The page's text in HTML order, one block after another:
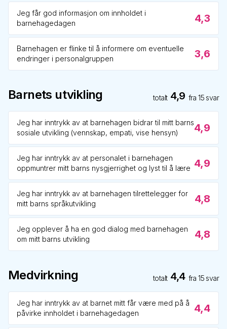
Jeg får god informasjon om innholdet i
barnehagedagen
4,3
Barnehagen er flinke til å informere om eventuelle
endringer i personalgruppen
3,6
Barnets utvikling totalt 4,9 fra15 svar
Jeg har inntrykk av at barnehagen bidrar til mitt barns
sosiale utvikling (vennskap, empati, vise hensyn)
4,9
Jeg har inntrykk av at personalet i barnehagen
oppmuntrer mitt barns nysgjerrighet og lyst til å lære 4,9
Jeg har inntrykk av at barnehagen tilrettelegger for
mitt barns språkutvikling
4,8
Jeg opplever å ha en god dialog med barnehagen
om mitt barns utvikling
4,8
Medvirkning totalt 4,4 fra15 svar
Jeg har inntrykk av at barnet mitt får være med på å
påvirke innholdet i barnehagedagen
4,4